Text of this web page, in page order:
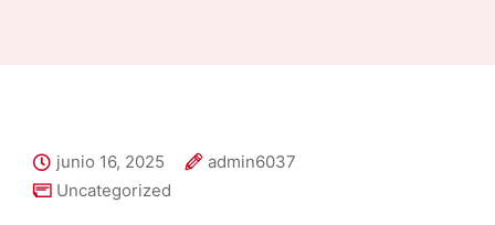
junio 16, 2025
admin6037
Uncategorized